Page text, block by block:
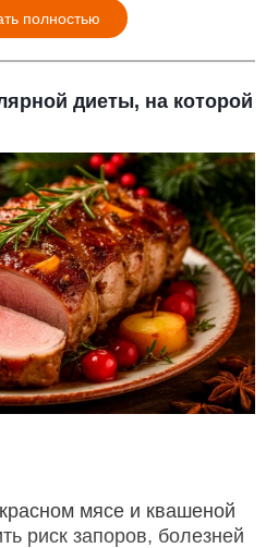
полностью
диеты, на которой
мясе и квашеной
риск запоров, болезней